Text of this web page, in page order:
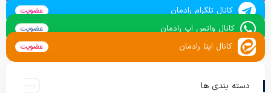
کانال تلگرام رادمان عضویت
کانال واتس اپ رادمان عضویت
کانال ایتا رادمان عضویت
دسته بندی ها